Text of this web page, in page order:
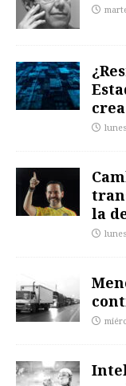
la